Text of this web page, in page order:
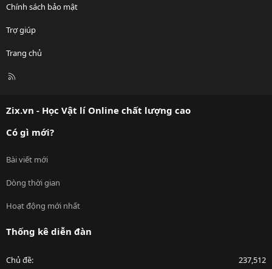
Chính sách bảo mật
Trợ giúp
Trang chủ
R
Zix.vn - Học Vật lí Online chất lượng cao
Có gì mới?
Bài viết mới
Dòng thời gian
Hoạt động mới nhất
Thống kê diễn đàn
Chủ đề 237,512